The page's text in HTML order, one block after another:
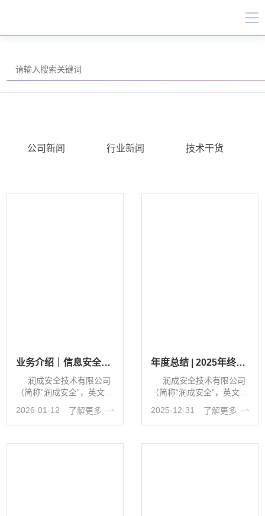
公司新闻 行业新闻 技术干货
业务介绍｜信息安全风险评估服务
润成安全技术有限公司
（简称“润成安全”，英文缩
2026-01-12 了解更多
年度总结 | 2025年终回顾
润成安全技术有限公司
（简称“润成安全”，英文缩
2025-12-31 了解更多